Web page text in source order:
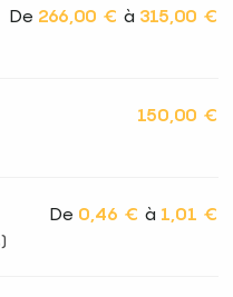
De 266,00 € à 315,00 €
150,00 €
De 0,46 € à 1,01 €